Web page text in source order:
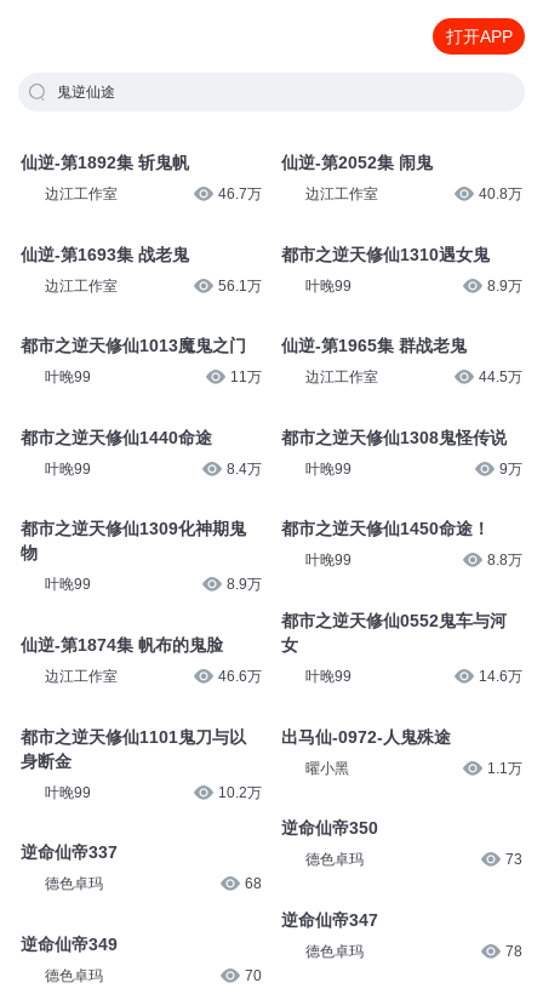
打开APP
鬼逆仙途
仙逆-第1892集 斩鬼帆
边江工作室 46.7万
仙逆-第1693集 战老鬼
边江工作室 56.1万
都市之逆天修仙1013魔鬼之门
叶晚99 11万
都市之逆天修仙1440命途
叶晚99 8.4万
都市之逆天修仙1309化神期鬼
物
叶晚99 8.9万
仙逆-第1874集 帆布的鬼脸
边江工作室 46.6万
都市之逆天修仙1101鬼刀与以
身断金
叶晚99 10.2万
逆命仙帝337
德色卓玛 68
逆命仙帝349
德色卓玛 70
仙逆-第2052集 闹鬼
边江工作室 40.8万
都市之逆天修仙1310遇女鬼
叶晚99 8.9万
仙逆-第1965集 群战老鬼
边江工作室 44.5万
都市之逆天修仙1308鬼怪传说
叶晚99 9万
都市之逆天修仙1450命途！
叶晚99 8.8万
都市之逆天修仙0552鬼车与河
女
叶晚99 14.6万
出马仙-0972-人鬼殊途
曜小黑 1.1万
逆命仙帝350
德色卓玛 73
逆命仙帝347
德色卓玛 78